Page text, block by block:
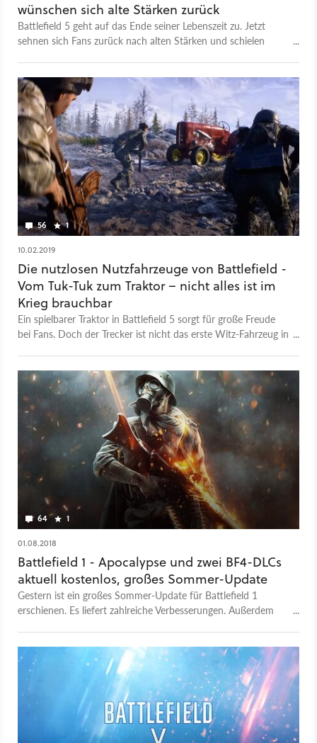
wünschen sich alte Stärken zurück
Battlefield 5 geht auf das Ende seiner Lebenszeit zu. Jetzt
sehnen sich Fans zurück nach alten Stärken und schielen
56 1
10.02.2019
Die nutzlosen Nutzfahrzeuge von Battlefield -
Vom Tuk-Tuk zum Traktor – nicht alles ist im
Krieg brauchbar
Ein spielbarer Traktor in Battlefield 5 sorgt für große Freude
bei Fans. Doch der Trecker ist nicht das erste Witz-Fahrzeug in
64 1
01.08.2018
Battlefield 1 - Apocalypse und zwei BF4-DLCs
aktuell kostenlos, großes Sommer-Update
Gestern ist ein großes Sommer-Update für Battlefield 1
erschienen. Es liefert zahlreiche Verbesserungen. Außerdem